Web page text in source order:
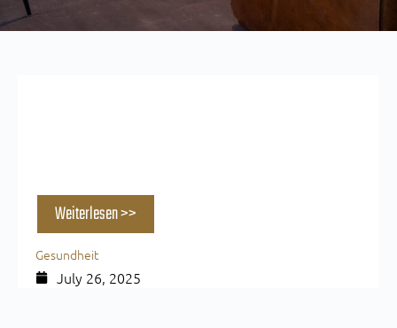
Weiterlesen >>
Gesundheit
July 26, 2025